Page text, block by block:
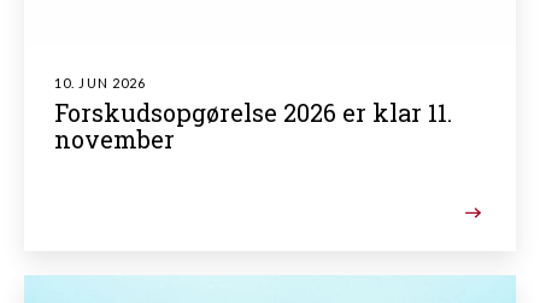
10. JUN 2026
Forskudsopgørelse 2026 er klar 11.
november